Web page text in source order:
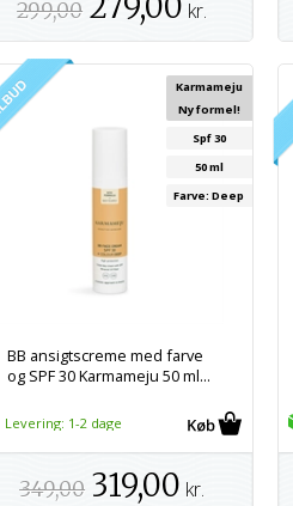
299,00 kr.
BB ansigtscreme med farve
og SPF 30 Karmameju 50 ml...
Karmameju
Ny formel!
Spf 30
50 ml
Farve: Deep
Levering: 1-2 dage
349,00 319,00 kr.